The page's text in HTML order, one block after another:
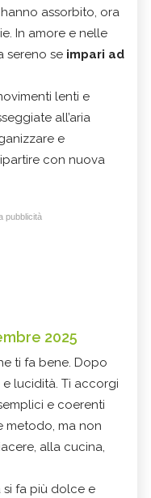
assorbito, ora
In amore e nelle
sereno se impari ad
lenti e
all’aria
e
con nuova
pubblicità
2025
ti fa bene. Dopo
lucidità. Ti accorgi
e coerenti
metodo, ma non
alla cucina,
si fa più dolce e